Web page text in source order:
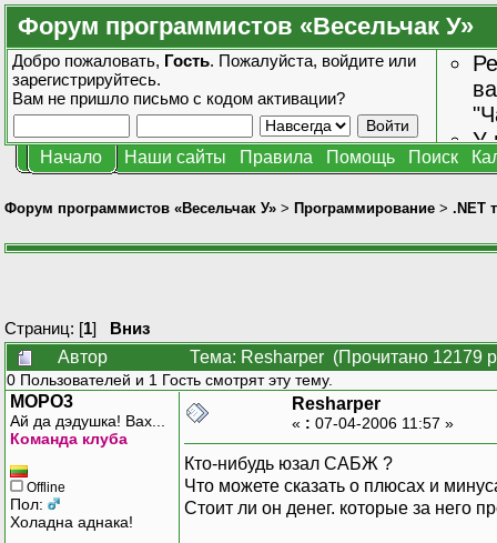
Форум программистов «Весельчак У»
Добро пожаловать, Гость. Пожалуйста, войдите или
зарегистрируйтесь.
Вам не пришло письмо с кодом активации?
У
Начало Наши сайты Правила Помощь Поиск
Форум программистов «Весельчак У» > Программирование > .NET
Страниц: [1] Вниз
Автор
Тема: Resharper (Прочитано 12179
0 Пользователей и 1 Гость смотрят эту тему.
MOPO3
Ай да дэдушка! Вах...
Команда клуба
Offline
Пол:
Холадна аднака!
Resharper
« : 07-04-2006 11:57 »
Кто-нибудь юзал САБЖ ?
Что можете сказать о плюсах и
Стоит ли он денег. которые за него